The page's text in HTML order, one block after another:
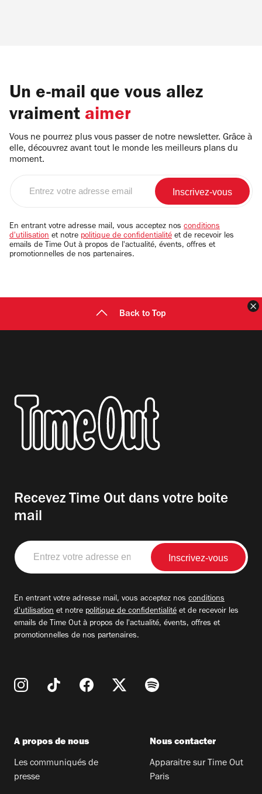
Un e-mail que vous allez
vraiment aimer
Vous ne pourrez plus vous passer de notre newsletter. Grâce à
elle, découvrez avant tout le monde les meilleurs plans du
moment.
email
En entrant votre adresse mail, vous acceptez nos conditions
d'utilisation et notre politique de confidentialité et de recevoir les
emails de Time Out à propos de l'actualité, évents, offres et
promotionnelles de nos partenaires.
Back to Top
Recevez Time Out dans votre boite
mail
Entrez
votre
adresse
En entrant votre adresse mail, vous acceptez nos conditions
d'utilisation et notre politique de confidentialité et de recevoir les
emails de Time Out à propos de l'actualité, évents, offres et
promotionnelles de nos partenaires.
A propos de nous
Les communiqués de
presse
Nous contacter
Apparaitre sur Time Out
Paris